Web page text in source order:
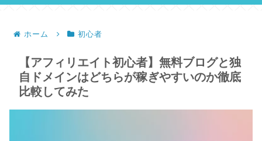
ホーム 初心者
【アフィリエイト初心者】無料ブログと独
自ドメインはどちらが稼ぎやすいのか徹底
比較してみた